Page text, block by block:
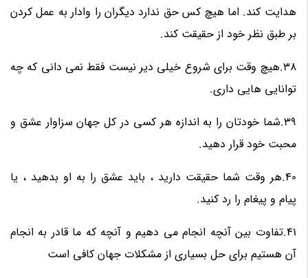
هدایت کند. اما هیچ کس حق ندارد دیگران را وادار به عمل کردن
بر طبق نظر خود از حقیقت کند.
38.هیچ وقت برای شروع خیلی دیر نیست فقط نمی دانی که چه
توانایی هایی داری.
39.شما خودتان را به اندازه هر کسی در کل جهان سزاوار عشق و
محبت خود قرار دهید.
40.هر وقت شما حقیقت دارید ، باید عشق را به او بدهید ، یا
پیام و پیغام را رد کنید.
41.تفاوت بین آنچه انجام می دهیم و آنچه که ما قادر به انجام
آن هستیم برای حل بسیاری از مشکلات جهان کافی است